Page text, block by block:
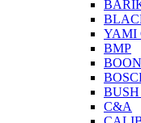
YAMI
BMP
C&A